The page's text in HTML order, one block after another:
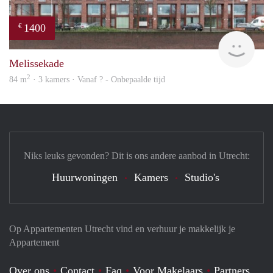
€ 1400
Melissekade
84 m2 · 3 kamers · Vanaf ? - Onbepaalde tijd
Op Appartementen Utrecht vind en verhuur je makkelijk je
Appartement
Over ons Contact Faq Voor Makelaars Partners
Niks leuks gevonden? Dit is ons andere aanbod in Utrecht:
Huurwoningen Kamers Studio's